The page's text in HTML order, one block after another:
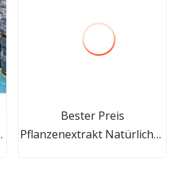
Bester Preis
Pflanzenextrakt Natürlicher